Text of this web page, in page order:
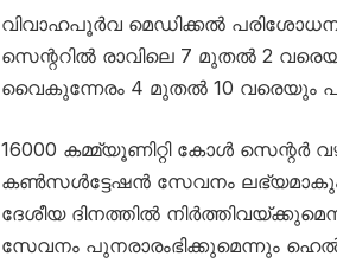
വിവാഹപൂർവ മെഡിക്കൽ
സെന്ററിൽ രാവിലെ 7 മുതൽ 2
വൈകുന്നേരം 4 മുതൽ 10 വരെയും
16000 കമ്മ്യൂണിറ്റി കോൾ സെന്റർ
കൺസൾട്ടേഷൻ സേവനം
ദേശീയ ദിനത്തിൽ
സേവനം പുനരാരംഭിക്കുമെന്നും